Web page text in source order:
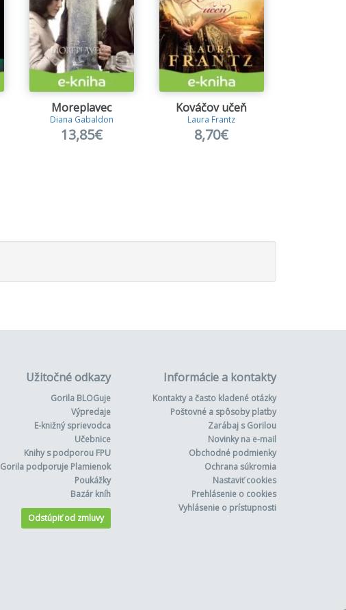
Moreplavec
Diana Gabaldon
13,85€
Kováčov učeň
Laura Frantz
8,70€
Užitočné odkazy
Gorila BLOGuje
Výpredaje
E-knižný sprievodca
Učebnice
Knihy s podporou FPU
Gorila podporuje Plamienok
Poukážky
Bazár kníh
Odstúpiť od zmluvy
Informácie a kontakty
Kontakty a často kladené otázky
Poštovné a spôsoby platby
Zarábaj s Gorilou
Novinky na e-mail
Obchodné podmienky
Ochrana súkromia
Nastaviť cookies
Prehlásenie o cookies
Vyhlásenie o prístupnosti